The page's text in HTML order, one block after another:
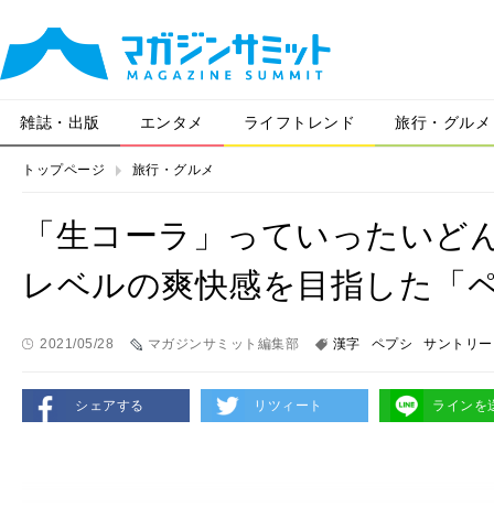
雑誌・出版 エンタメ ライフトレンド 旅行・グルメ
トップページ 旅行・グルメ
「生コーラ」っていったいど
レベルの爽快感を目指した「
2021/05/28 マガジンサミット編集部 漢字 ペプシ サントリー
シェアする リツィート ラインを